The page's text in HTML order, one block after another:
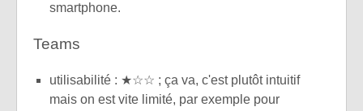
smartphone.
Teams
utilisabilité : ★☆☆ ; ça va, c'est plutôt intuitif
mais on est vite limité, par exemple pour